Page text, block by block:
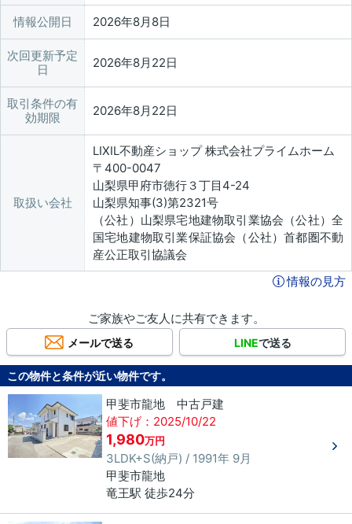
情報公開日 2026年8月8日
次回更新予定
日
2026年8月22日
取引条件の有
効期限
2026年8月22日
取扱い会社
LIXIL不動産ショップ 株式会社プライムホーム
〒400-0047
山梨県甲府市徳行３丁目4-24
山梨県知事(3)第2321号
（公社）山梨県宅地建物取引業協会（公社）全
国宅地建物取引業保証協会（公社）首都圏不動
産公正取引協議会
情報の見方
ご家族やご友人に共有できます。
メールで送る LINEで送る
この物件と条件が近い物件です。
甲斐市龍地 中古戸建
値下げ：2025/10/22
1,980万円
3LDK+S(納戸) / 1991年 9月
甲斐市龍地
竜王駅 徒歩24分